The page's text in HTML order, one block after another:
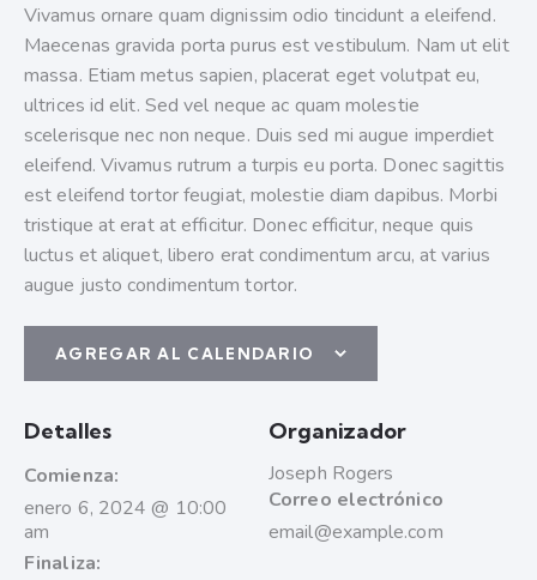
Vivamus ornare quam dignissim odio tincidunt a eleifend.
Maecenas gravida porta purus est vestibulum. Nam ut elit
massa. Etiam metus sapien, placerat eget volutpat eu,
ultrices id elit. Sed vel neque ac quam molestie
scelerisque nec non neque. Duis sed mi augue imperdiet
eleifend. Vivamus rutrum a turpis eu porta. Donec sagittis
est eleifend tortor feugiat, molestie diam dapibus. Morbi
tristique at erat at efficitur. Donec efficitur, neque quis
luctus et aliquet, libero erat condimentum arcu, at varius
augue justo condimentum tortor.
AGREGAR AL CALENDARIO
Detalles
Comienza:
enero 6, 2024 @ 10:00
am
Finaliza:
Organizador
Joseph Rogers
Correo electrónico
email@example.com